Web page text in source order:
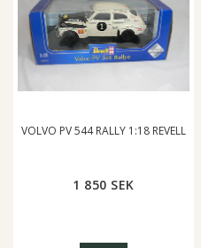
VOLVO PV 544 RALLY 1:18 REVELL
1 850 SEK